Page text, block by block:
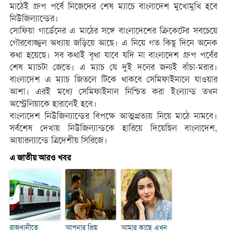
মাঠেই গ্রুপ পর্বে নিজেদের শেষ ম্যাচে বাংলাদেশ মুখোমুখি হবে
নিউজিল্যান্ডের।
সোফিয়া গার্ডেনের এ মাঠের সঙ্গে বাংলাদেশের ক্রিকেটের সবচেয়ে
গৌরবোজ্জ্বল অধ্যায় জড়িয়ে আছে। এ নিয়ে গত কিছু দিনে অনেক
কথা হয়েছে। সব কথাই বৃথা যাবে যদি না বাংলাদেশ গ্রুপ পর্বের
শেষ ম্যাচটা জেতে। এ ম্যাচ যে দুই দলের জন্যই বাঁচা-মরার।
বাংলাদেশ এ ম্যাচ জিতলে টিকে থাকবে সেমিফাইনালে যাওয়ার
আশা। এরই মধ্যে সেমিফাইনাল নিশ্চিত করা ইংল্যান্ড তখন
অস্ট্রেলিয়াকে হারালেই হবে।
বাংলাদেশ নিউজিল্যান্ডের বিপক্ষে আত্মপ্রত্যয় নিয়ে মাঠে নামবে।
সর্বশেষ দেখায় নিউজিল্যান্ডকে হারিয়ে দিয়েছিল বাংলাদেশ,
আয়ারল্যান্ডে ত্রিদেশীয় সিরিজে।
এ জাতীয় আরও খবর
রাজধানীতে
আপনার প্রিয়
আমার কাছে এখন